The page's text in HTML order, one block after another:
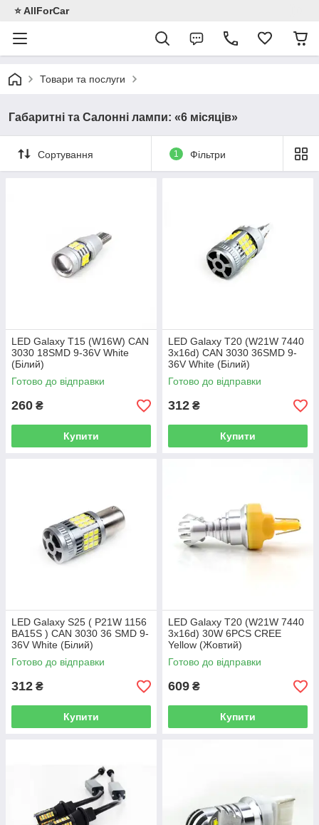
⭐️ AllForCar
Товари та послуги
Габаритні та Салонні лампи: «6 місяців»
Сортування 1 Фільтри
LED Galaxy T15 (W16W) CAN
3030 18SMD 9-36V White
(Білий)
Готово до відправки
260 ₴
Купити
LED Galaxy T20 (W21W 7440
3x16d) CAN 3030 36SMD 9-
36V White (Білий)
Готово до відправки
312 ₴
Купити
LED Galaxy S25 ( P21W 1156
BA15S ) CAN 3030 36 SMD 9-
36V White (Білий)
Готово до відправки
312 ₴
Купити
LED Galaxy T20 (W21W 7440
3x16d) 30W 6PCS CREE
Yellow (Жовтий)
Готово до відправки
609 ₴
Купити